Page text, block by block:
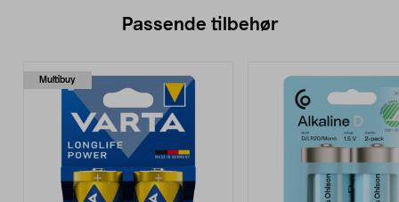
Passende tilbehør
Multibuy